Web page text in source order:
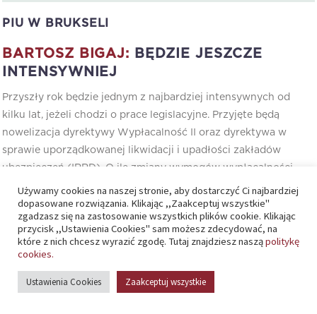
PIU W BRUKSELI
BARTOSZ BIGAJ: BĘDZIE JESZCZE
INTENSYWNIEJ
Przyszły rok będzie jednym z najbardziej intensywnych od
kilku lat, jeżeli chodzi o prace legislacyjne. Przyjęte będą
nowelizacja dyrektywy Wypłacalność II oraz dyrektywa w
sprawie uporządkowanej likwidacji i upadłości zakładów
ubezpieczeń (IRRD). O ile zmiany wymogów wypłacalności
mają pomóc w uwolnieniu kapitału zakładów ubezpieczeń, o
tyle IRRD będzie nakładała na zakłady zupełnie nowe
dodatkowe wymogi regulacyjne i zobowiązania finansowe
związane m.in. z opracowywaniem planów naprawczych,
przeprowadzeniem restrukturyzacji i uporządkowanej
likwidacji oraz funkcjonowaniem organu resolution.
Używamy cookies na naszej stronie, aby dostarczyć Ci najbardziej
dopasowane rozwiązania. Klikając ,,Zaakceptuj wszystkie"
zgadzasz się na zastosowanie wszystkich plików cookie. Klikając
przycisk ,,Ustawienia Cookies" sam możesz zdecydować, na
które z nich chcesz wyrazić zgodę. Tutaj znajdziesz nasząpolitykę
cookies.
Ustawienia Cookies Zaakceptuj wszystkie